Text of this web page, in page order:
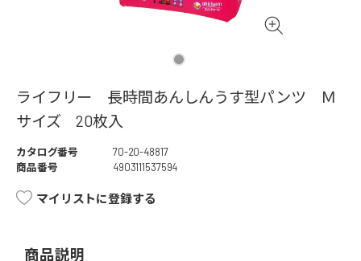
ライフリー 長時間あんしんうす型パンツ Ｍ
サイズ 20枚入
カタログ番号
70-20-48817
商品番号
4903111537594
マイリストに登録する
商品説明